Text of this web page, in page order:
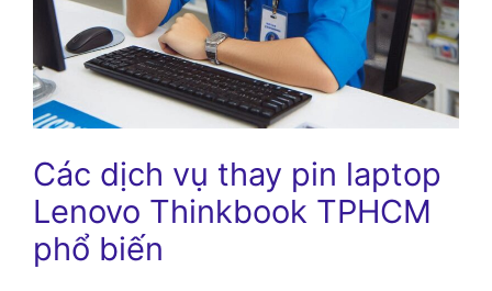
Các dịch vụ thay pin laptop
Lenovo Thinkbook TPHCM
phổ biến